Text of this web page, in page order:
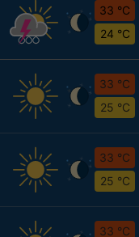
33 °C
24 °C
33 °C
25 °C
33 °C
25 °C
33 °C